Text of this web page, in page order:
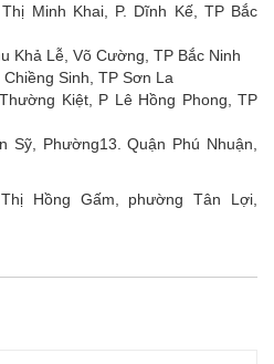
Minh Khai, P. Dĩnh Kế, TP Bắc
Khả Lễ, Võ Cường, TP Bắc Ninh
Sinh, TP Sơn La
Kiệt, P Lê Hồng Phong, TP
Sỹ, Phường13. Quận Phú Nhuận,
Hồng Gấm, phường Tân Lợi,